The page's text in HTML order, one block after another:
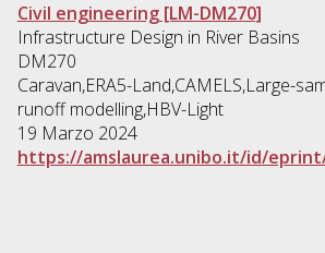
Civil engineering [LM-DM270]
Infrastructure Design in River Basins
DM270
Caravan,ERA5-Land,CAMELS,Large-
runoff modelling,HBV-Light
19 Marzo 2024
https://amslaurea.unibo.it/id/